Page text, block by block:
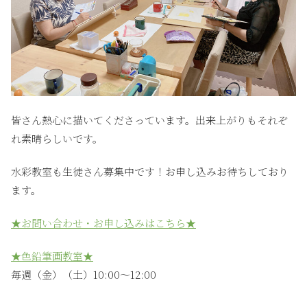
皆さん熱心に描いてくださっています。出来上がりもそれぞ
れ素晴らしいです。
水彩教室も生徒さん募集中です！お申し込みお待ちしており
ます。
★お問い合わせ・お申し込みはこちら★
★色鉛筆画教室★
毎週（金）（土）10:00〜12:00